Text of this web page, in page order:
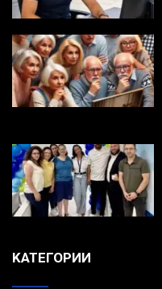
KАТЕГОРИИ